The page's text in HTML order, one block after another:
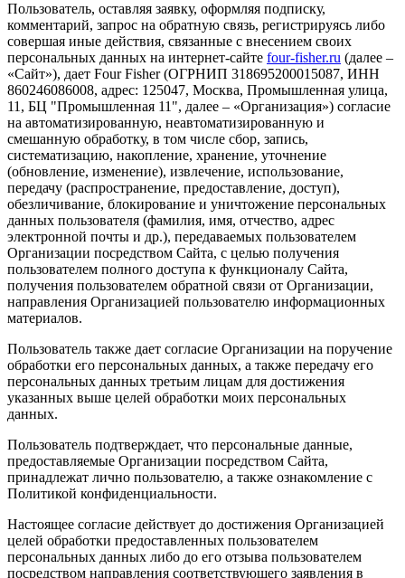
Пользователь, оставляя заявку, оформляя подписку,
комментарий, запрос на обратную связь, регистрируясь либо
совершая иные действия, связанные с внесением своих
персональных данных на интернет-сайте four-fisher.ru (далее –
«Сайт»), дает Four Fisher (ОГРНИП 318695200015087, ИНН
860246086008, адрес: 125047, Москва, Промышленная улица,
11, БЦ "Промышленная 11", далее – «Организация») согласие
на автоматизированную, неавтоматизированную и
смешанную обработку, в том числе сбор, запись,
систематизацию, накопление, хранение, уточнение
(обновление, изменение), извлечение, использование,
передачу (распространение, предоставление, доступ),
обезличивание, блокирование и уничтожение персональных
данных пользователя (фамилия, имя, отчество, адрес
электронной почты и др.), передаваемых пользователем
Организации посредством Сайта, с целью получения
пользователем полного доступа к функционалу Сайта,
получения пользователем обратной связи от Организации,
направления Организацией пользователю информационных
материалов.
Пользователь также дает согласие Организации на поручение
обработки его персональных данных, а также передачу его
персональных данных третьим лицам для достижения
указанных выше целей обработки моих персональных
данных.
Пользователь подтверждает, что персональные данные,
предоставляемые Организации посредством Сайта,
принадлежат лично пользователю, а также ознакомление с
Политикой конфиденциальности.
Настоящее согласие действует до достижения Организацией
целей обработки предоставленных пользователем
персональных данных либо до его отзыва пользователем
посредством направления соответствующего заявления в